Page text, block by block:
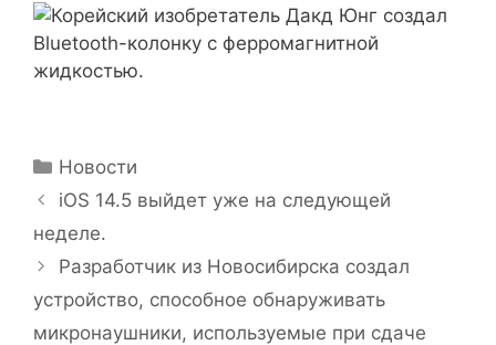
Рубрики
Новости
iOS 14.5 выйдет уже на следующей
неделе.
Разработчик из Новосибирска создал
устройство, способное обнаруживать
микронаушники, используемые при сдаче